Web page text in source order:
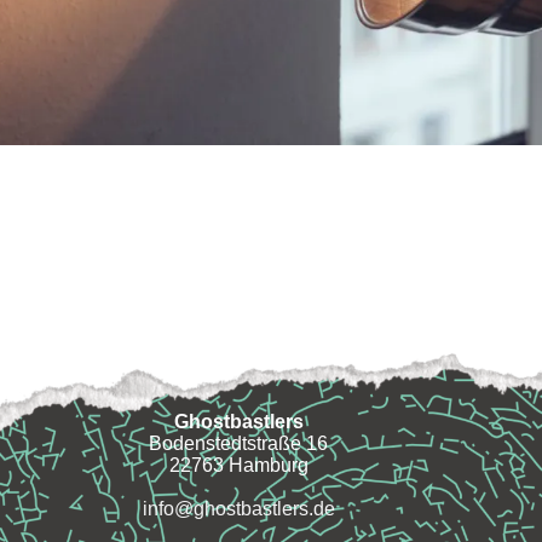
Ghostbastlers
Bodenstedtstraße 16
22763 Hamburg
info@ghostbastlers.de